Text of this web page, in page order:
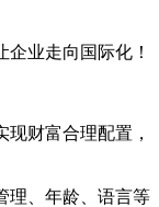
业走向国际化！
财富合理配置，
理、年龄、语言等